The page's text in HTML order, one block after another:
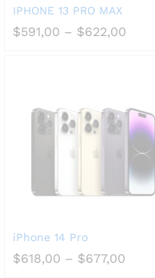
IPHONE 13 PRO MAX
$591,00 – $622,00
iPhone 14 Pro
$618,00 – $677,00